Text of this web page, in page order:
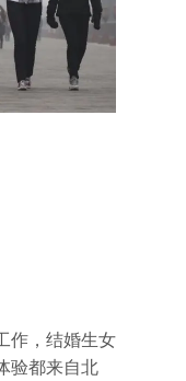
作，结婚生女
验都来自北